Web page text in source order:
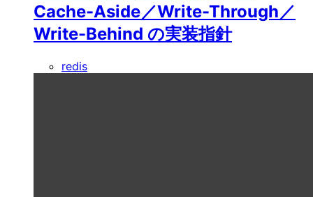
Cache-Aside／Write-Through／
Write-Behind の実装指針
redis